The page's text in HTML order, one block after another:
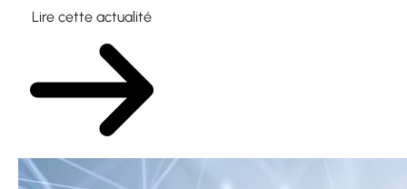
Lire cette actualité